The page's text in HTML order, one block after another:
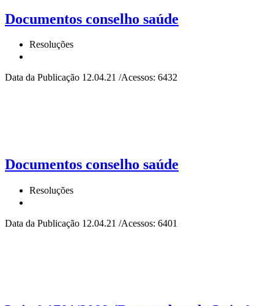
Documentos conselho saúde
Resoluções
Data da Publicação 12.04.21 /Acessos: 6432
Documentos conselho saúde
Resoluções
Data da Publicação 12.04.21 /Acessos: 6401